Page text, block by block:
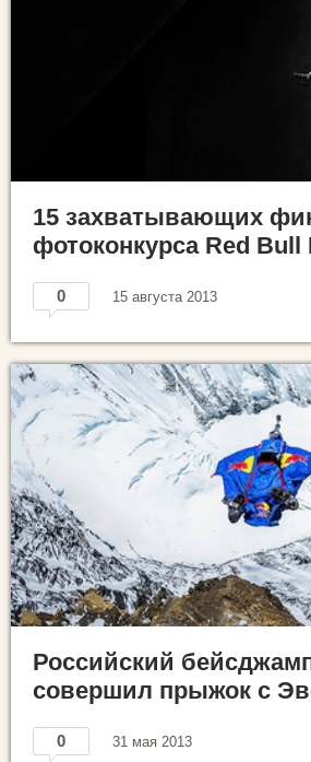
15 захватывающих
фотоконкурса Red Bull
0 15 августа 2013
Российский
совершил прыжок с
0 31 мая 2013